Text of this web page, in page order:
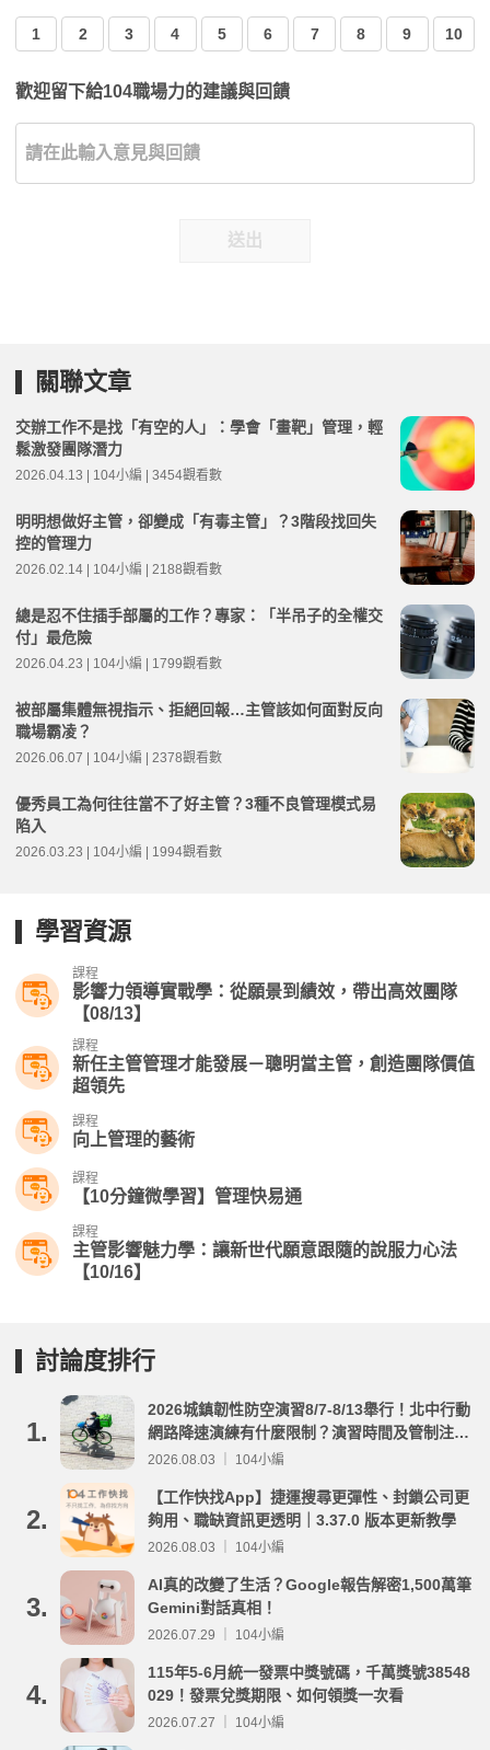
1 2 3 4 5 6 7 8 9 10
歡迎留下給104職場力的建議與回饋
送出
關聯文章
交辦工作不是找「有空的人」：學會「畫靶」管理，輕
鬆激發團隊潛力
2026.04.13 | 104小編 | 3454觀看數
明明想做好主管，卻變成「有毒主管」？3階段找回失
控的管理力
2026.02.14 | 104小編 | 2188觀看數
總是忍不住插手部屬的工作？專家：「半吊子的全權交
付」最危險
2026.04.23 | 104小編 | 1799觀看數
被部屬集體無視指示、拒絕回報…主管該如何面對反向
職場霸凌？
2026.06.07 | 104小編 | 2378觀看數
優秀員工為何往往當不了好主管？3種不良管理模式易
陷入
2026.03.23 | 104小編 | 1994觀看數
學習資源
課程
影響力領導實戰學：從願景到績效，帶出高效團隊
【08/13】
課程
新任主管管理才能發展－聰明當主管，創造團隊價值
超領先
課程
向上管理的藝術
課程
【10分鐘微學習】管理快易通
課程
主管影響魅力學：讓新世代願意跟隨的說服力心法
【10/16】
討論度排行
1.
2026城鎮韌性防空演習8/7-8/13舉行！北中行動
網路降速演練有什麼限制？演習時間及管制注意
事項整理
2026.08.03 ｜ 104小編
2.
【工作快找App】捷運搜尋更彈性、封鎖公司更
夠用、職缺資訊更透明｜3.37.0 版本更新教學
2026.08.03 ｜ 104小編
3.
AI真的改變了生活？Google報告解密1,500萬筆
Gemini對話真相！
2026.07.29 ｜ 104小編
4.
115年5-6月統一發票中獎號碼，千萬獎號38548
029！發票兌獎期限、如何領獎一次看
2026.07.27 ｜ 104小編